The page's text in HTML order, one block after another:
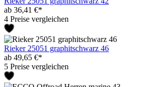
ab 36,41 €*
4 Preise vergleichen
Rieker 25051 graphitschwarz 46
ab 49,65 €*
5 Preise vergleichen